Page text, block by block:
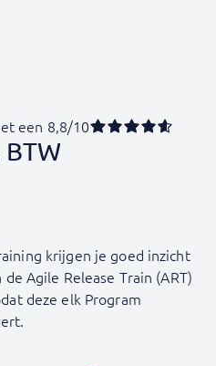
een 8,8/10
krijgen je goed inzicht
Agile Release Train (ART)
deze elk Program